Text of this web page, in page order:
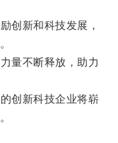
新和科技发展，
量不断释放，助力
创新科技企业将崭